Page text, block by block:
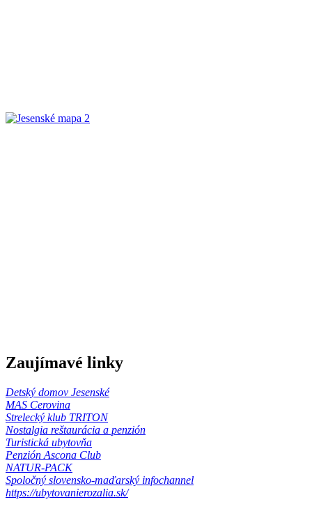
Zaujímavé linky
Detský domov Jesenské
MAS Cerovina
Strelecký klub TRITON
Nostalgia reštaurácia a penzión
Turistická ubytovňa
Penzión Ascona Club
NATUR-PACK
Spoločný slovensko-maďarský infochannel
https://ubytovanierozalia.sk/